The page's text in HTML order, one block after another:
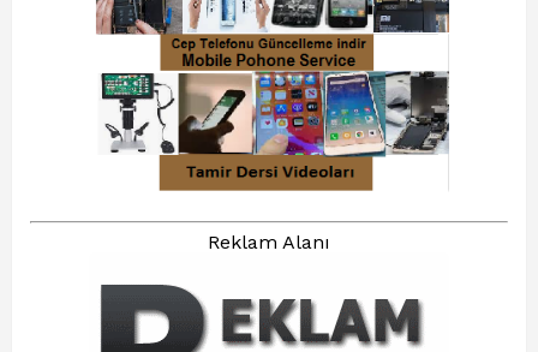
Reklam Alanı